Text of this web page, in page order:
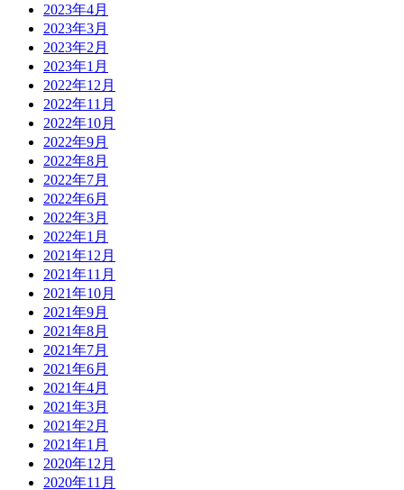
2023年4月
2023年3月
2023年2月
2023年1月
2022年12月
2022年11月
2022年10月
2022年9月
2022年8月
2022年7月
2022年6月
2022年3月
2022年1月
2021年12月
2021年11月
2021年10月
2021年9月
2021年8月
2021年7月
2021年6月
2021年4月
2021年3月
2021年2月
2021年1月
2020年12月
2020年11月